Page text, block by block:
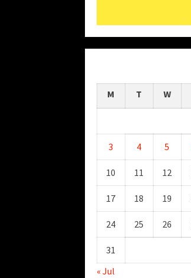
M T W
3 4 5
10 11 12
17 18 19
24 25 26
31
« Jul